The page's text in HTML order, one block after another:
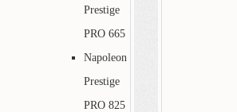
Prestige
PRO 665
Napoleon
Prestige
PRO 825